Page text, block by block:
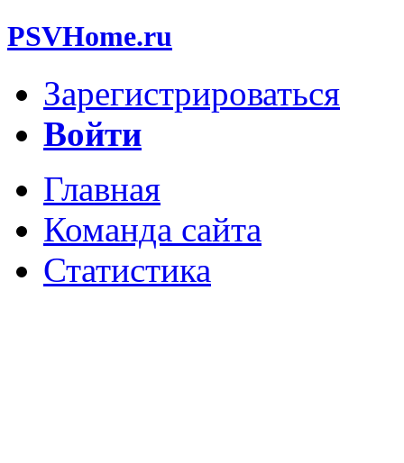
PSVHome.ru
Зарегистрироваться
Войти
Главная
Команда сайта
Статистика